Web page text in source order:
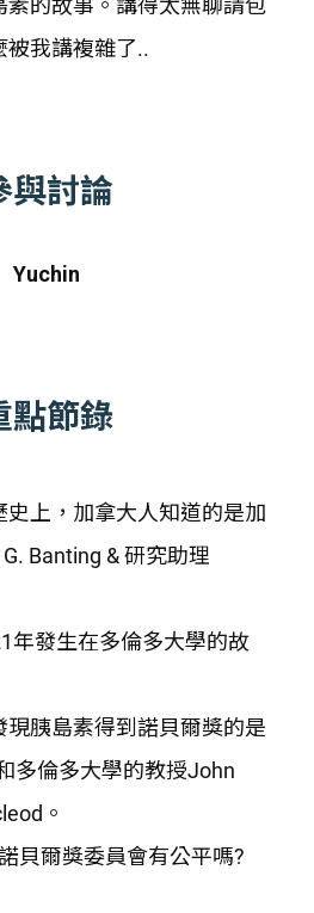
被我講複雜了..
與討論
Yuchin
點節錄
上，加拿大人知道的是加
Banting & 研究助理
年發生在多倫多大學的故
胰島素得到諾貝爾獎的是
多倫多大學的教授John
。
貝爾獎委員會有公平嗎?